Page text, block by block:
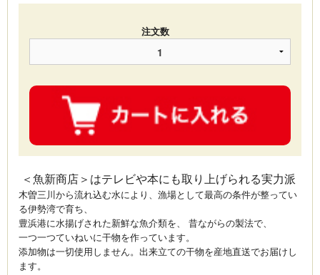
注文数
＜魚新商店＞はテレビや本にも取り上げられる実力派
木曽三川から流れ込む水により、漁場として最高の条件が整ってい
る伊勢湾で育ち、
豊浜港に水揚げされた新鮮な魚介類を、 昔ながらの製法で、
一つ一つていねいに干物を作っています。
添加物は一切使用しません。出来立ての干物を産地直送でお届けし
ます。